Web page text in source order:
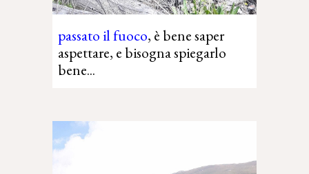
passato il fuoco, è benesaper
aspettare, e bisogna spiegarlo
bene...